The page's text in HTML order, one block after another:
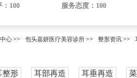
100 服务态度： 100
心 >> 包头嘉妍医疗美容诊所 >> 整形资讯 >>
整形 耳部再造 耳垂再造